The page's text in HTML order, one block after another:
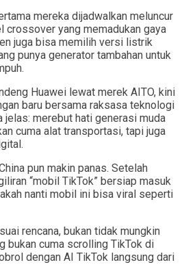
mereka dijadwalkan meluncur
crossover yang memadukan gaya
juga bisa memilih versi listrik
punya generator tambahan untuk
Huawei lewat merek AITO, kini
baru bersama raksasa teknologi
jelas: merebut hati generasi muda
cuma alat transportasi, tapi juga
pun makin panas. Setelah
“mobil TikTok” bersiap masuk
nanti mobil ini bisa viral seperti
rencana, bukan tidak mungkin
bukan cuma scrolling TikTok di
dengan AI TikTok langsung dari